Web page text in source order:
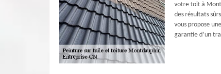
votre toit à
des résultats
vous propose
garantie d’un